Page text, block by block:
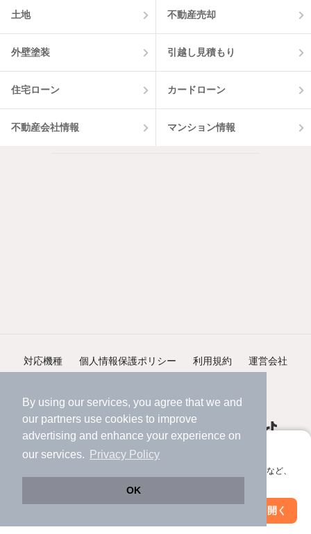
By using our services, you agree that we and
our partners use cookies to improve
advertising and enhance your experience on
our services.
Privacy Policy
OK
アプリに切り替えて、サクサクお部屋探し
会員登録なしですぐ使える。マップ検索やお気に入り保存など、
アプリを開く
絞り込み条件を変更
土地 不動産売却
外壁塗装 引越し見積もり
住宅ローン カードローン
不動産会社情報 マンション情報
対応機種 個人情報保護ポリシー 利用規約 運営会社
©NIFTY Lifestyle Co., Ltd.